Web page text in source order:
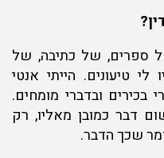
ספרים, של כתיבה, של
טיעונים. הייתי אנטי
בכירים ובדברי מומחים.
דבר כמובן מאליו, רק
שכך הדבר.